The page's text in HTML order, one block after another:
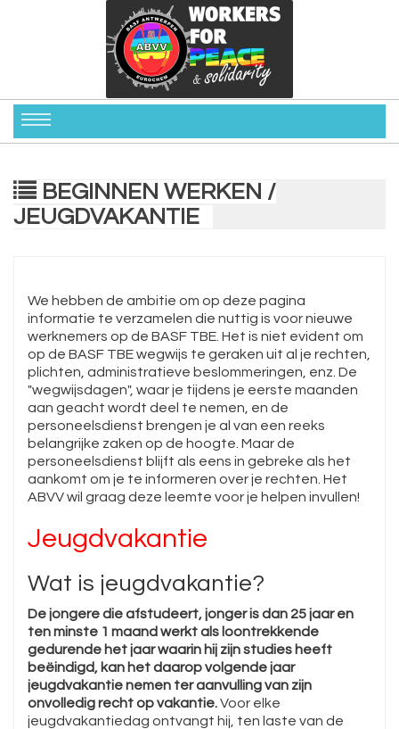
BEGINNEN WERKEN /
JEUGDVAKANTIE
We hebben de ambitie om op deze pagina
informatie te verzamelen die nuttig is voor nieuwe
werknemers op de BASF TBE. Het is niet evident om
op de BASF TBE wegwijs te geraken uit al je rechten,
plichten, administratieve beslommeringen, enz. De
"wegwijsdagen", waar je tijdens je eerste maanden
aan geacht wordt deel te nemen, en de
personeelsdienst brengen je al van een reeks
belangrijke zaken op de hoogte. Maar de
personeelsdienst blijft als eens in gebreke als het
aankomt om je te informeren over je rechten. Het
ABVV wil graag deze leemte voor je helpen invullen!
Jeugdvakantie
Wat is jeugdvakantie?
De jongere die afstudeert, jonger is dan 25 jaar en
ten minste 1 maand werkt als loontrekkende
gedurende het jaar waarin hij zijn studies heeft
beëindigd, kan het daarop volgende jaar
jeugdvakantie nemen ter aanvulling van zijn
onvolledig recht op vakantie.Voor elke
jeugdvakantiedag ontvangt hij, ten laste van de